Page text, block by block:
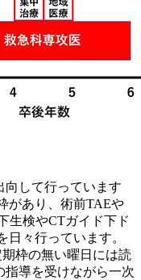
向して行っています
があり、術前TAEや
生検やCTガイド下ド
日々行っています。
枠の無い曜日には読
導を受けながら一次